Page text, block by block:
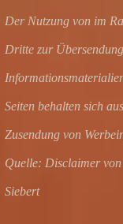
Der Nutzung von im
Dritte zur
Seiten behalten sich
Zusendung von
Quelle: Disclaimer von
Siebert